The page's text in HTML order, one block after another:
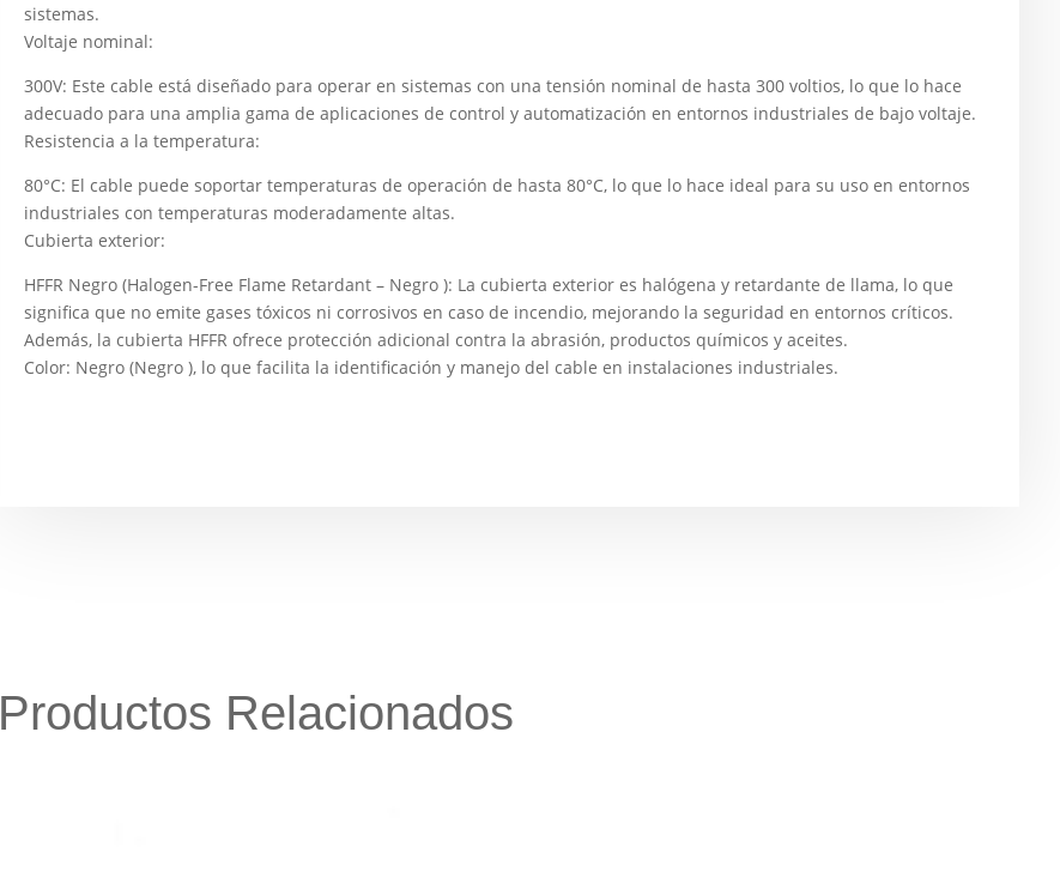
sistemas.
Voltaje nominal:
300V: Este cable está diseñado para operar en sistemas con una tensión nominal de hasta 300 voltios, lo que lo hace
adecuado para una amplia gama de aplicaciones de control y automatización en entornos industriales de bajo voltaje.
Resistencia a la temperatura:
80°C: El cable puede soportar temperaturas de operación de hasta 80°C, lo que lo hace ideal para su uso en entornos
industriales con temperaturas moderadamente altas.
Cubierta exterior:
HFFR Negro (Halogen-Free Flame Retardant – Negro ): La cubierta exterior es halógena y retardante de llama, lo que
significa que no emite gases tóxicos ni corrosivos en caso de incendio, mejorando la seguridad en entornos críticos.
Además, la cubierta HFFR ofrece protección adicional contra la abrasión, productos químicos y aceites.
Color: Negro (Negro ), lo que facilita la identificación y manejo del cable en instalaciones industriales.
Productos Relacionados